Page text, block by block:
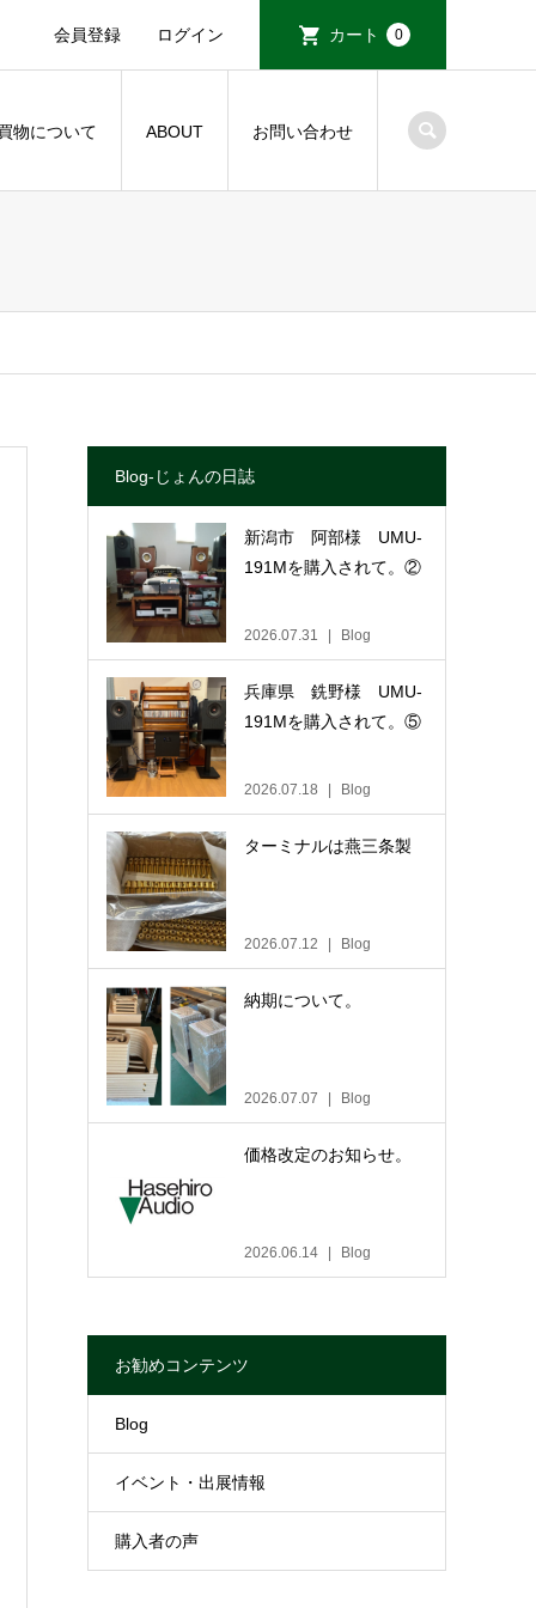
会員登録 ログイン カート 0
物について ABOUT お問い合わせ
Blog-じょんの日誌
新潟市 阿部様 UMU-
191Mを購入されて。②
2026.07.31 Blog
兵庫県 銑野様 UMU-
191Mを購入されて。⑤
2026.07.18 Blog
ターミナルは燕三条製
2026.07.12 Blog
納期について。
2026.07.07 Blog
価格改定のお知らせ。
2026.06.14 Blog
お勧めコンテンツ
Blog
イベント・出展情報
購入者の声